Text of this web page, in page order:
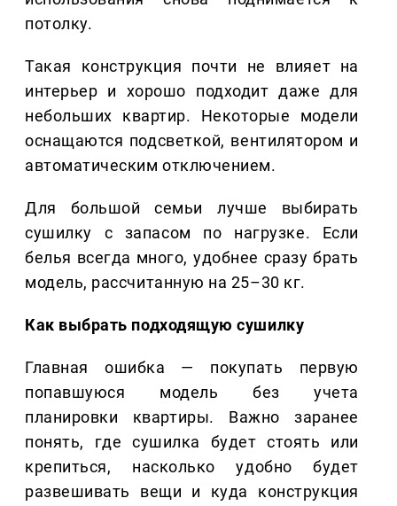
потолку.
Такая конструкция почти не влияет на
интерьер и хорошо подходит даже для
небольших квартир. Некоторые модели
оснащаются подсветкой, вентилятором и
автоматическим отключением.
Для большой семьи лучше выбирать
сушилку с запасом по нагрузке. Если
белья всегда много, удобнее сразу брать
модель, рассчитанную на 25–30 кг.
Как выбрать подходящую сушилку
Главная ошибка — покупать первую
попавшуюся модель без учета
планировки квартиры. Важно заранее
понять, где сушилка будет стоять или
крепиться, насколько удобно будет
развешивать вещи и куда конструкция